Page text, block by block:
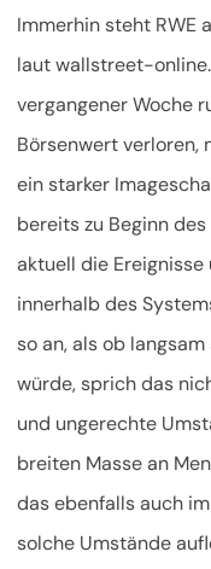
Immerhin steht RWE
laut wallstreet-
vergangener Woche
Börsenwert verloren,
ein starker
bereits zu Beginn
aktuell die
innerhalb des
so an, als ob
würde, sprich das
und ungerechte
breiten Masse an
das ebenfalls auch
solche Umstände